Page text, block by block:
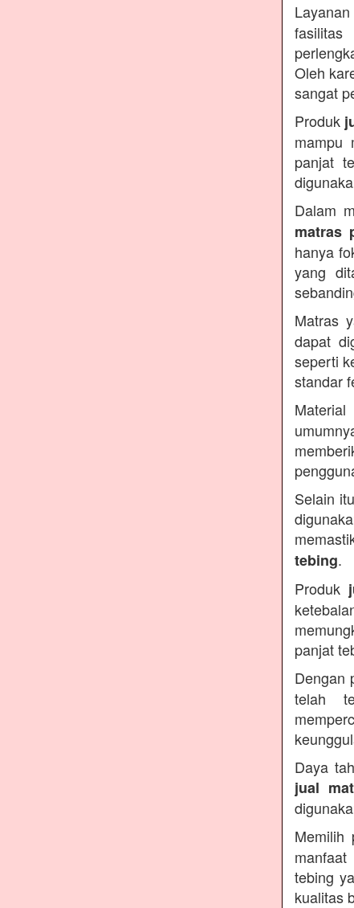
Layanan
Oleh
sangat
Produk
mampu
panjat
Dalam
matras
hanya
yang
Matras
dapat
seperti
standar
Selain
tebing.
Produk
panjat
Dengan
telah
Daya
jual
Memilih
tebing
kualitas